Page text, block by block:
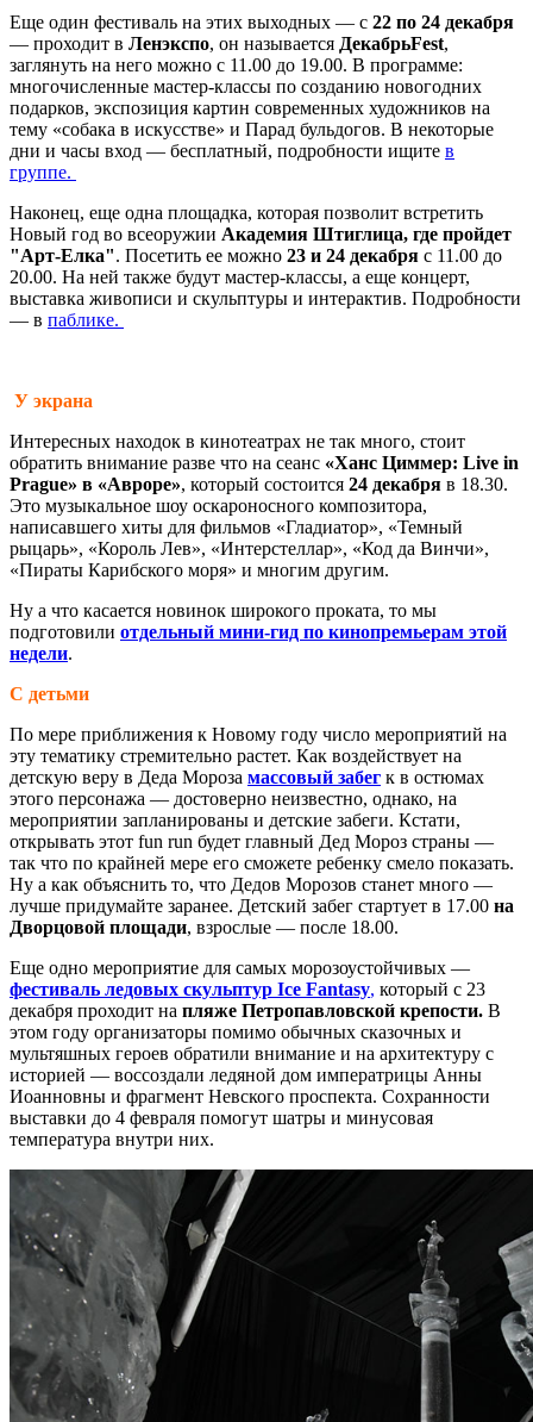
Еще один фестиваль на этих выходных — с 22 по 24 декабря
— проходит в Ленэкспо, он называется ДекабрьFest,
заглянуть на него можно с 11.00 до 19.00. В программе:
многочисленные мастер-классы по созданию новогодних
подарков, экспозиция картин современных художников на
тему «собака в искусстве» и Парад бульдогов. В некоторые
дни и часы вход — бесплатный, подробности ищите в
группе.
Наконец, еще одна площадка, которая позволит встретить
Новый год во всеоружии Академия Штиглица, где пройдет
"Арт-Елка". Посетить ее можно 23 и 24 декабря с 11.00 до
20.00. На ней также будут мастер-классы, а еще концерт,
выставка живописи и скульптуры и интерактив. Подробности
— в паблике.
У экрана
Интересных находок в кинотеатрах не так много, стоит
обратить внимание разве что на сеанс «Ханс Циммер: Live in
Prague» в «Авроре», который состоится 24 декабря в 18.30.
Это музыкальное шоу оскароносного композитора,
написавшего хиты для фильмов «Гладиатор», «Темный
рыцарь», «Король Лев», «Интерстеллар», «Код да Винчи»,
«Пираты Карибского моря» и многим другим.
Ну а что касается новинок широкого проката, то мы
подготовили отдельный мини-гид по кинопремьерам этой
недели.
С детьми
По мере приближения к Новому году число мероприятий на
эту тематику стремительно растет. Как воздействует на
детскую веру в Деда Мороза массовый забег к в остюмах
этого персонажа — достоверно неизвестно, однако, на
мероприятии запланированы и детские забеги. Кстати,
открывать этот fun run будет главный Дед Мороз страны —
так что по крайней мере его сможете ребенку смело показать.
Ну а как объяснить то, что Дедов Морозов станет много —
лучше придумайте заранее. Детский забег стартует в 17.00 на
Дворцовой площади, взрослые — после 18.00.
Еще одно мероприятие для самых морозоустойчивых —
фестиваль ледовых скульптур Ice Fantasy, который с 23
декабря проходит на пляже Петропавловской крепости. В
этом году организаторы помимо обычных сказочных и
мультяшных героев обратили внимание и на архитектуру с
историей — воссоздали ледяной дом императрицы Анны
Иоанновны и фрагмент Невского проспекта. Сохранности
выставки до 4 февраля помогут шатры и минусовая
температура внутри них.